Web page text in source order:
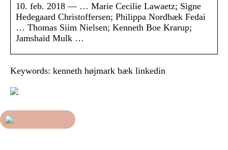
10. feb. 2018 — … Marie Cecilie Lawaetz; Signe
Hedegaard Christoffersen; Philippa Nordbæk Fedai
… Thomas Siim Nielsen; Kenneth Boe Krarup;
Jamshaid Mulk …
Keywords: kenneth højmark bæk linkedin